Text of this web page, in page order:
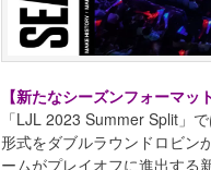
【新たなシーズンフォーマ
「LJL 2023 Summer Split」
形式をダブルラウンドロビン
ームがプレイオフに進出する